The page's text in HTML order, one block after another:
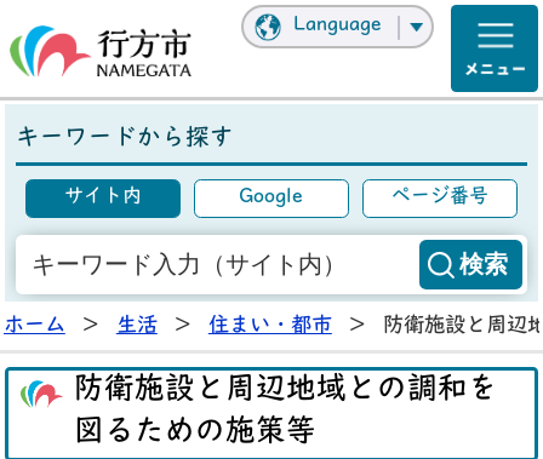
Language
キーワードから探す
サイト内 Google ページ番号
ホーム > 生活 > 住まい・都市 > 防衛施設と周辺
防衛施設と周辺地域との調和を
図るための施策等